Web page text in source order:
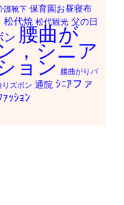
護靴下 保育園お昼寝布
松代焼 松代観光 父の日
ン 腰曲が
，シニア
ョン
腰曲がりパ
りズボン 通院 ｼﾆｱファ
ｧｯｼｮﾝ